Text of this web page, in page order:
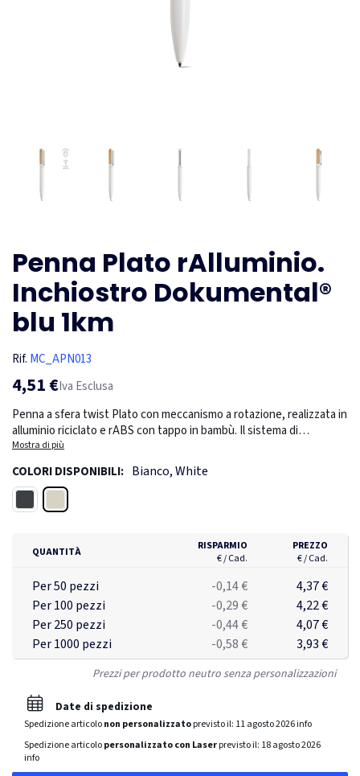
Penna Plato rAlluminio.
Inchiostro Dokumental®
blu 1km
Rif. MC_APN013
4,51 €Iva Esclusa
Penna a sfera twist Plato con meccanismo a rotazione, realizzata in
alluminio riciclato e rABS con tappo in bambù. Il sistema di
rotazione rilascia 1 km di inchiostro blu Dokumental® (punta 1,0
mm). Elegante confezionamento in scatola singola di bambù.
Mostra di più
COLORI DISPONIBILI: Bianco, White
QUANTITÀ
RISPARMIO
€ / Cad.
PREZZO
€ / Cad.
Per 50 pezzi -0,14 €
4,37 €
Per 100 pezzi
-0,29 €
4,22 €
Per 250 pezzi
-0,44 €
4,07 €
Per 1000 pezzi
-0,58 € 3,93 €
Prezzi per prodotto neutro senza personalizzazioni
Date di spedizione
Spedizione articolonon personalizzatoprevisto il: 11 agosto 2026info
Spedizione articolopersonalizzato con Laserprevisto il: 18 agosto 2026
info